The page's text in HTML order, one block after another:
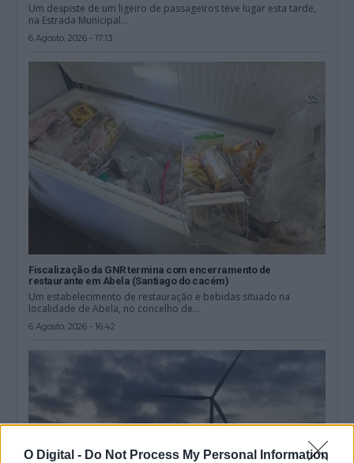
O Digital - Do Not Process My Personal Information
Um despiste de um ligeiro de passageiros teve lugar esta tarde,
na Estrada Municipal...
6 Agosto, 2026 - 17:13
Fiscalização da GNR termina com encerramento de
restaurante em Abela (Santiago do cacém)
Um estabelecimento de restauração e bebidas situado na
localidade de Abela, no concelho de...
6 Agosto, 2026 - 16:42